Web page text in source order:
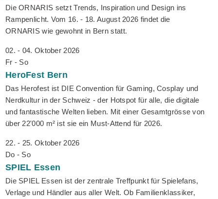
Die ORNARIS setzt Trends, Inspiration und Design ins
Rampenlicht. Vom 16. - 18. August 2026 findet die
ORNARIS wie gewohnt in Bern statt.
02. - 04. Oktober 2026
Fr - So
HeroFest Bern
Das Herofest ist DIE Convention für Gaming, Cosplay und
Nerdkultur in der Schweiz - der Hotspot für alle, die digitale
und fantastische Welten lieben. Mit einer Gesamtgrösse von
über 22'000 m² ist sie ein Must-Attend für 2026.
22. - 25. Oktober 2026
Do - So
SPIEL Essen
Die SPIEL Essen ist der zentrale Treffpunkt für Spielefans,
Verlage und Händler aus aller Welt. Ob Familienklassiker,